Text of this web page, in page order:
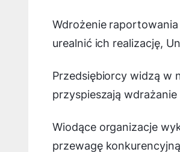
Wdrożenie raportowania
urealnić ich realizację,
Przedsiębiorcy widzą w
przyspieszają
Wiodące organizacje
przewagę